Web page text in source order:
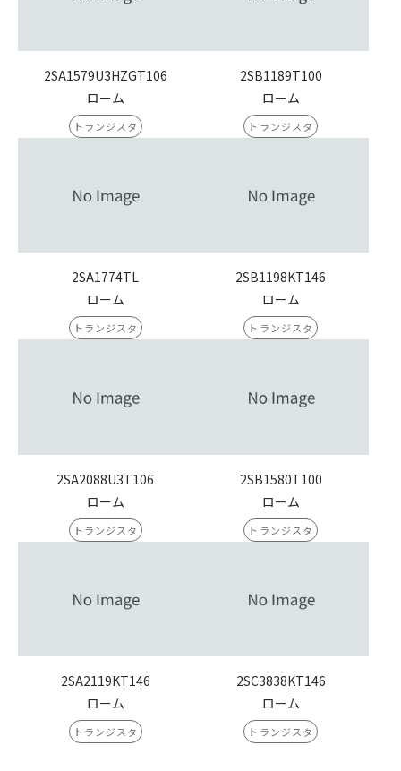
2SA1579U3HZGT106
ローム
トランジスタ
2SB1189T100
ローム
トランジスタ
2SA1774TL
ローム
トランジスタ
2SB1198KT146
ローム
トランジスタ
2SA2088U3T106
ローム
トランジスタ
2SB1580T100
ローム
トランジスタ
2SA2119KT146
ローム
トランジスタ
2SC3838KT146
ローム
トランジスタ